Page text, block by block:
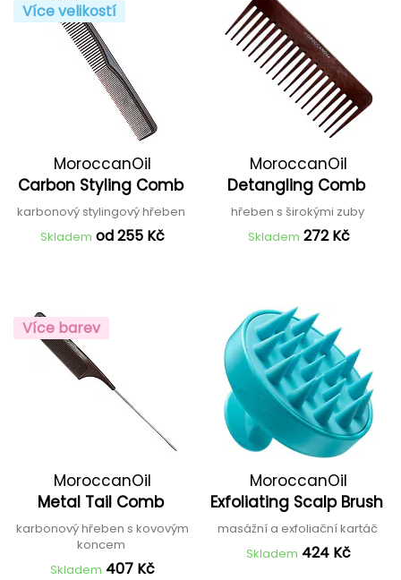
Více velikostí
MoroccanOil
Carbon Styling Comb
karbonový stylingový hřeben
Skladem od 255 Kč
MoroccanOil
Detangling Comb
hřeben s širokými zuby
Skladem 272 Kč
Více barev
MoroccanOil
Metal Tail Comb
karbonový hřeben s kovovým
koncem
Skladem 407 Kč
MoroccanOil
Exfoliating Scalp Brush
masážní a exfoliační kartáč
Skladem 424 Kč